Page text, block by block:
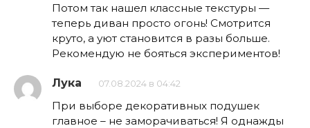
Потом так нашел классные текстуры —
теперь диван просто огонь! Смотрится
круто, а уют становится в разы больше.
Рекомендую не бояться экспериментов!
Лука 07.08.2024 в 04:42
При выборе декоративных подушек
главное – не заморачиваться! Я однажды